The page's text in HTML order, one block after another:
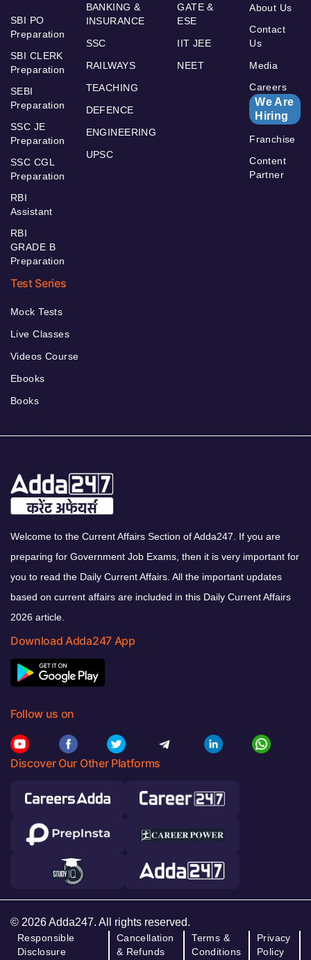
SBI PO
Preparation
SBI CLERK
Preparation
SEBI
Preparation
SSC JE
Preparation
SSC CGL
Preparation
RBI
Assistant
RBI
GRADE B
Preparation
BANKING &
INSURANCE
SSC
RAILWAYS
TEACHING
DEFENCE
ENGINEERING
UPSC
GATE &
ESE
IIT JEE
NEET
About Us
Contact
Us
Media
Careers
We Are
Hiring
Franchise
Content
Partner
Test Series
Mock Tests
Live Classes
Videos Course
Ebooks
Books
Welcome to the Current Affairs Section of Adda247. If you are
preparing for Government Job Exams, then it is very important for
you to read the Daily Current Affairs. All the important updates
based on current affairs are included in this Daily Current Affairs
2026 article.
Download Adda247 App
Follow us on
Discover Our Other Platforms
© 2026 Adda247. All rights reserved.
Responsible
Disclosure
Cancellation
& Refunds
Terms &
Conditions
Privacy
Policy